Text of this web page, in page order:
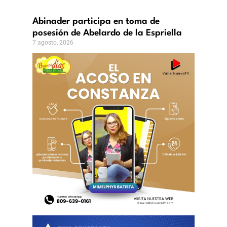
Abinader participa en toma de
posesión de Abelardo de la Espriella
7 agosto, 2026